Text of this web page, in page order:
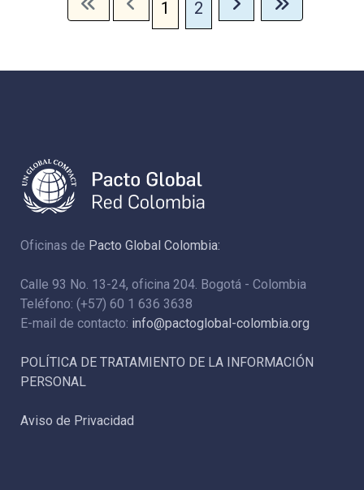
1 2
Oficinas de Pacto Global Colombia:
Calle 93 No. 13-24, oficina 204. Bogotá - Colombia
Teléfono: (+57) 60 1 636 3638
E-mail de contacto: info@pactoglobal-colombia.org
POLÍTICA DE TRATAMIENTO DE LA INFORMACIÓN
PERSONAL
Aviso de Privacidad